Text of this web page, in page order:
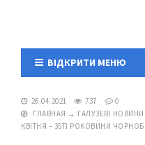
ВІДКРИТИ МЕНЮ
26.04.2021 737
0
ГЛАВНАЯ → ГАЛУЗЕВІ НОВИНИ
КВІТНЯ – 35ТІ РОКОВИНИ